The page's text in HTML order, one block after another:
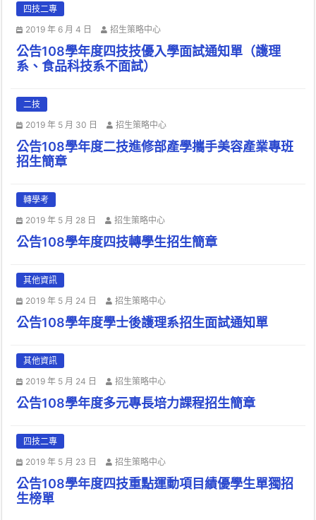
四技二專
2019 年 6 月 4 日
招生策略中心
公告108學年度四技技優入學面試通知單（護理
系、食品科技系不面試）
二技
2019 年 5 月 30 日
招生策略中心
公告108學年度二技進修部產學攜手美容產業專班
招生簡章
轉學考
2019 年 5 月 28 日
招生策略中心
公告108學年度四技轉學生招生簡章
其他資訊
2019 年 5 月 24 日
招生策略中心
公告108學年度學士後護理系招生面試通知單
其他資訊
2019 年 5 月 24 日
招生策略中心
公告108學年度多元專長培力課程招生簡章
四技二專
2019 年 5 月 23 日
招生策略中心
公告108學年度四技重點運動項目績優學生單獨招
生榜單